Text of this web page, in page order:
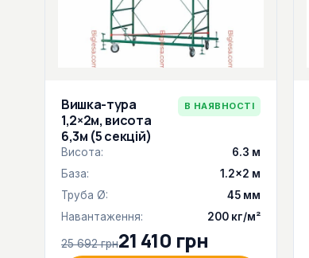
Вишка-тура
1,2×2м, висота
6,3м (5 секцій)
В НАЯВНОСТІ
Висота:
6.3 м
База:
1.2×2 м
Труба Ø:
45 мм
Навантаження:
200 кг/м²
25 692 грн21 410 грн